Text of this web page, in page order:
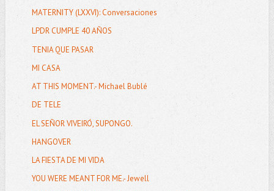
MATERNITY (LXXVI): Conversaciones
LPDR CUMPLE 40 AÑOS
TENIA QUE PASAR
MI CASA
AT THIS MOMENT.- Michael Bublé
DE TELE
EL SEÑOR VIVEIRÓ, SUPONGO.
HANGOVER
LA FIESTA DE MI VIDA
YOU WERE MEANT FOR ME.- Jewell